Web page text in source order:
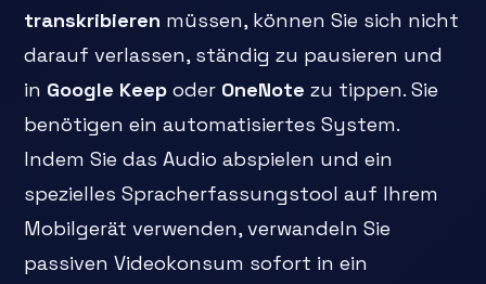
transkribieren müssen, können Sie sich nicht
darauf verlassen, ständig zu pausieren und
in Google Keep oder OneNote zu tippen. Sie
benötigen ein automatisiertes System.
Indem Sie das Audio abspielen und ein
spezielles Spracherfassungstool auf Ihrem
Mobilgerät verwenden, verwandeln Sie
passiven Videokonsum sofort in ein